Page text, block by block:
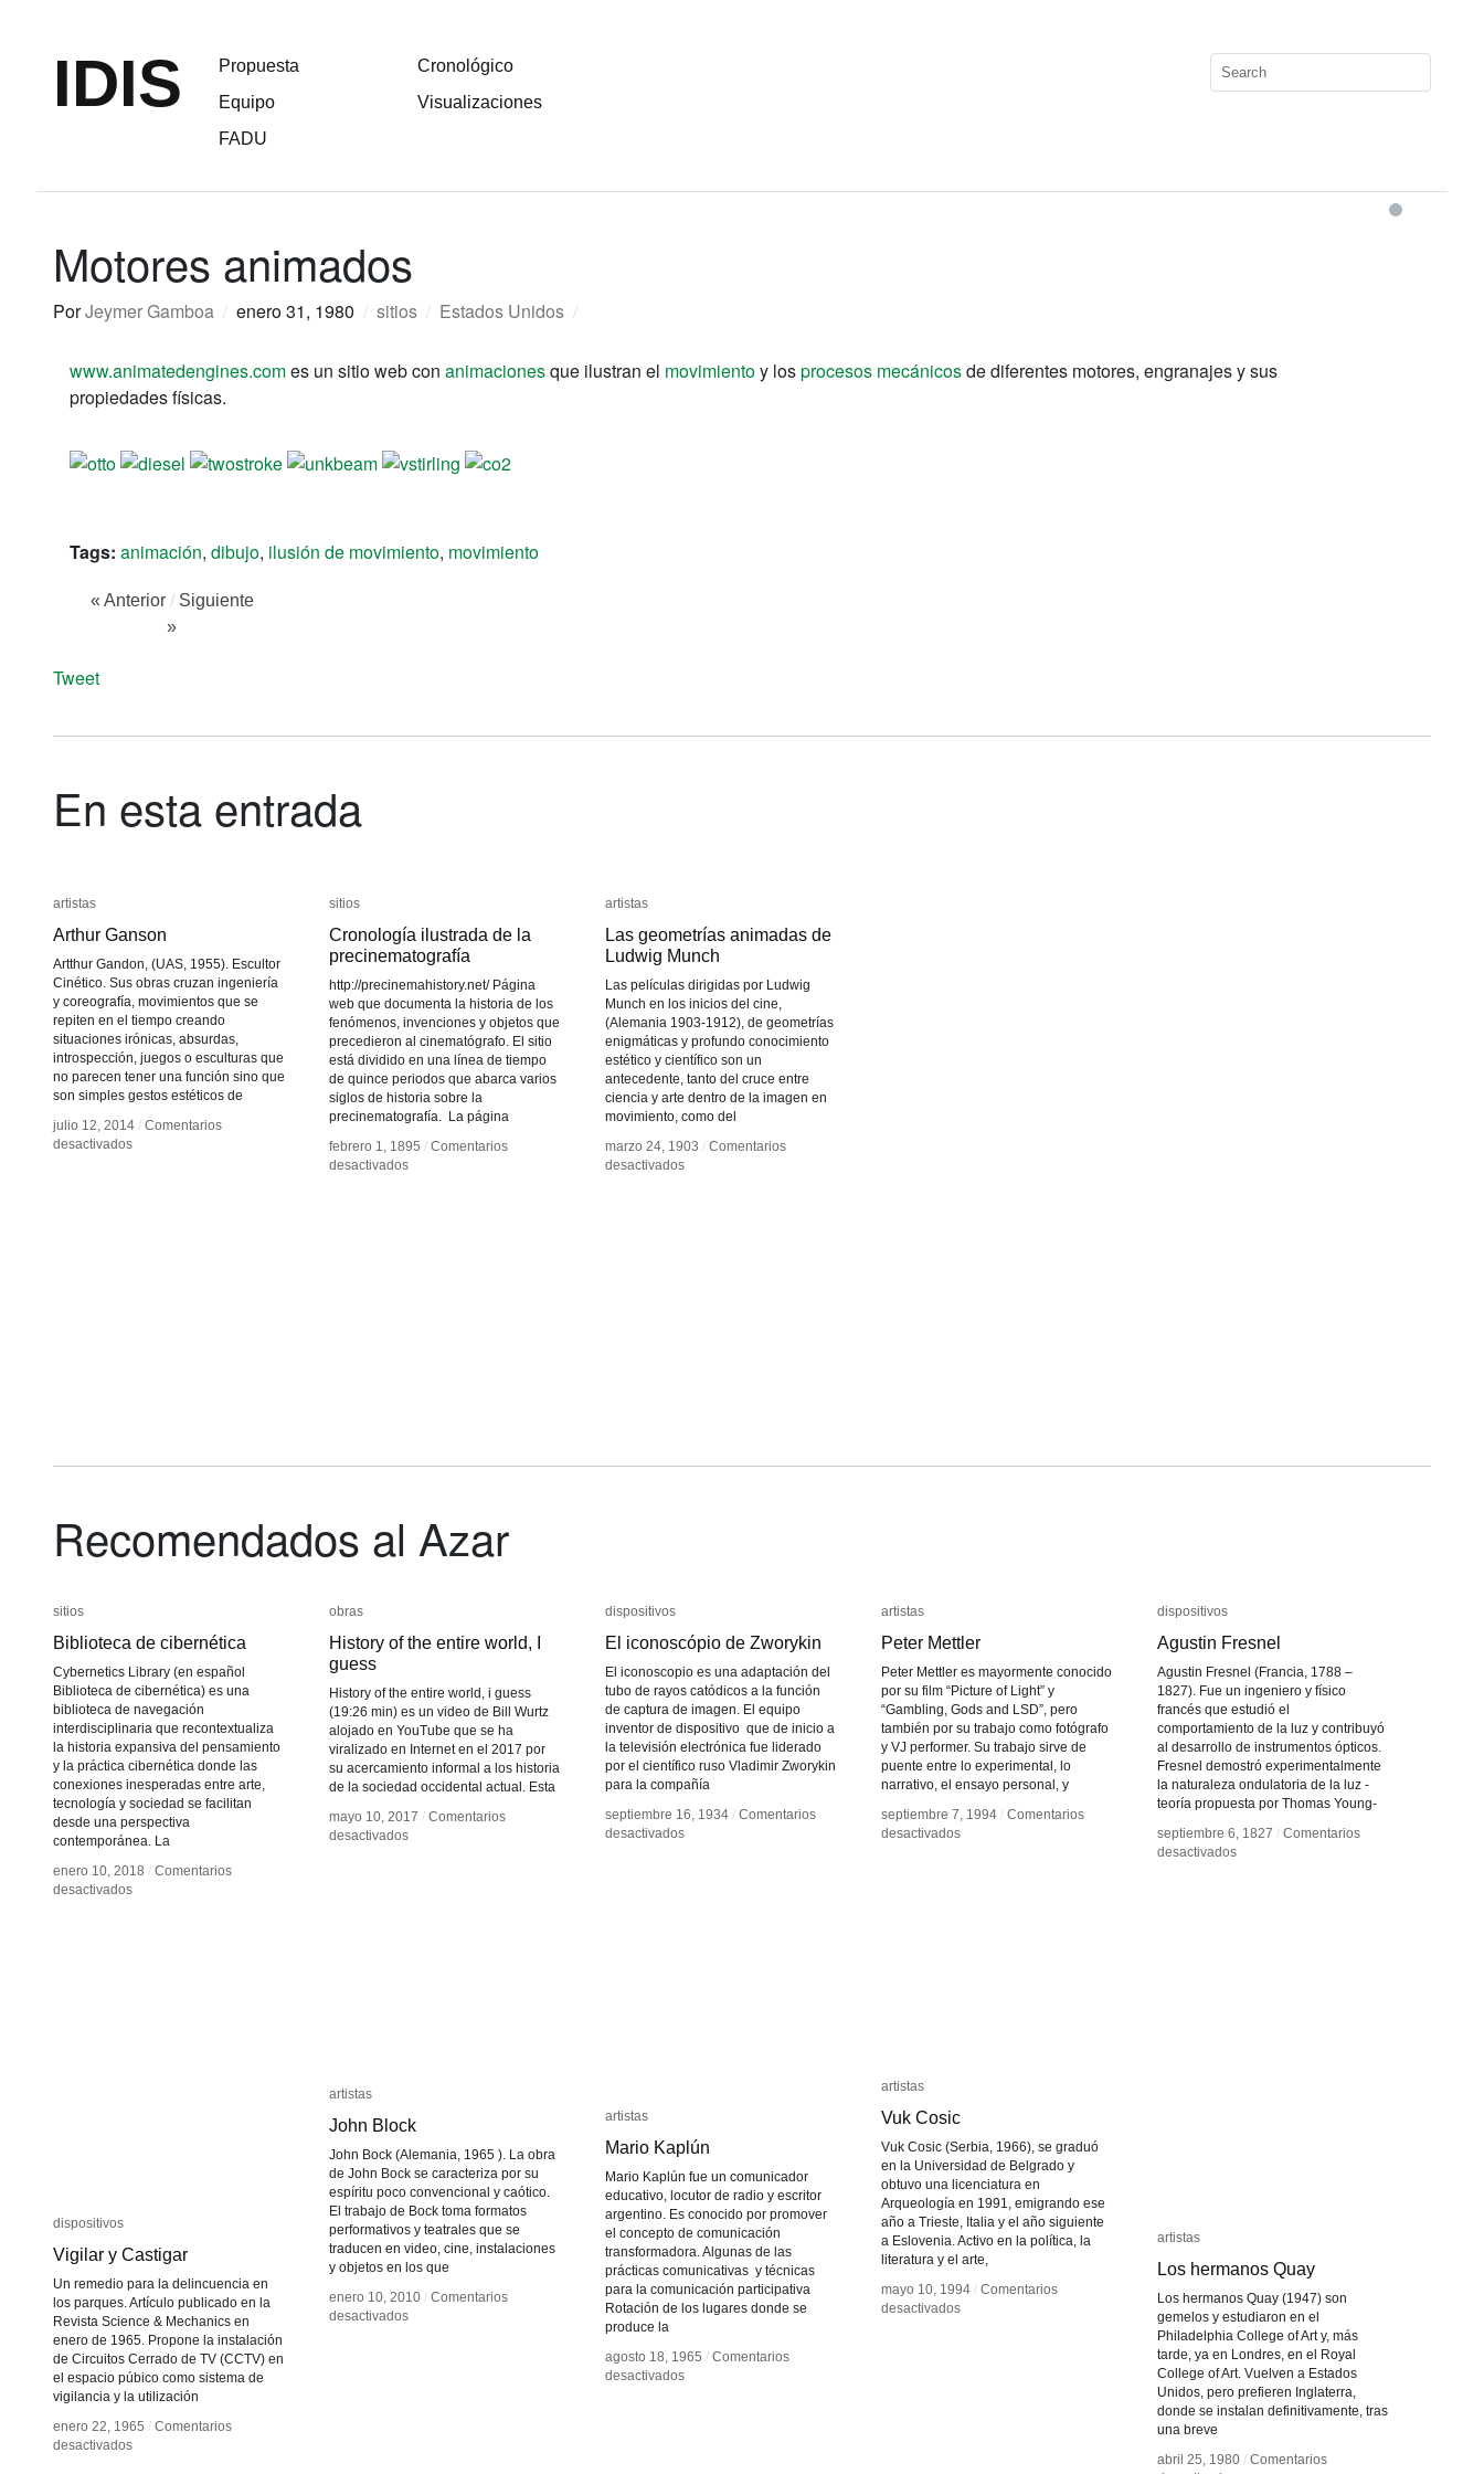
IDIS
Propuesta
Equipo
FADU
Cronológico
Visualizaciones
Motores animados
PorJeymer Gamboa / enero 31, 1980 / sitios / Estados Unidos /
www.animatedengines.comes un sitio web con animacionesque ilustran el movimientoy losprocesos mecánicosde diferentes motores, engranajes y sus
propiedades físicas.
Tags: animación, dibujo, ilusión de movimiento, movimiento
« Anterior / Siguiente
»
Tweet
En esta entrada
artistas
Arthur Ganson
Artthur Gandon, (UAS, 1955). Escultor
Cinético. Sus obras cruzan ingeniería
y coreografía, movimientos que se
repiten en el tiempo creando
situaciones irónicas, absurdas,
introspección, juegos o esculturas que
no parecen tener una función sino que
son simples gestos estéticos de
julio 12, 2014 / Comentarios
desactivadosen
artistas
Arthur Ganson
julio 12, 2014 / Comentarios
desactivadosen
sitios
Cronología ilustrada de la
precinematografía
http://precinemahistory.net/ Página
web que documenta la historia de los
fenómenos, invenciones y objetos que
precedieron al cinematógrafo. El sitio
está dividido en una línea de tiempo
de quince periodos que abarca varios
siglos de historia sobre la
precinematografía. La página
febrero 1, 1895 / Comentarios
desactivadosen
sitios
Cronología ilustrada de la
precinematografía
febrero 1, 1895 / Comentarios
desactivadosen
artistas
Las geometrías animadas de
Ludwig Munch
Las películas dirigidas por Ludwig
Munch en los inicios del cine,
(Alemania 1903-1912), de geometrías
enigmáticas y profundo conocimiento
estético y científico son un
antecedente, tanto del cruce entre
ciencia y arte dentro de la imagen en
movimiento, como del
marzo 24, 1903 / Comentarios
desactivadosen
artistas
Las geometrías animadas de
Ludwig Munch
marzo 24, 1903 / Comentarios
desactivadosen
Recomendados al Azar
sitios
Biblioteca de cibernética
Cybernetics Library (en español
Biblioteca de cibernética) es una
biblioteca de navegación
interdisciplinaria que recontextualiza
la historia expansiva del pensamiento
y la práctica cibernética donde las
conexiones inesperadas entre arte,
tecnología y sociedad se facilitan
desde una perspectiva
contemporánea. La
enero 10, 2018 / Comentarios
desactivadosen
sitios
Biblioteca de cibernética
enero 10, 2018 / Comentarios
desactivadosen
obras
History of the entire world, I
guess
History of the entire world, i guess
(19:26 min) es un video de Bill Wurtz
alojado en YouTube que se ha
viralizado en Internet en el 2017 por
su acercamiento informal a los historia
de la sociedad occidental actual. Esta
mayo 10, 2017 / Comentarios
desactivadosen
obras
History of the entire world, I
guess
mayo 10, 2017 / Comentarios
desactivadosen
dispositivos
El iconoscópio de Zworykin
El iconoscopio es una adaptación del
tubo de rayos catódicos a la función
de captura de imagen. El equipo
inventor de dispositivo que de inicio a
la televisión electrónica fue liderado
por el científico ruso Vladimir Zworykin
para la compañía
septiembre 16, 1934 / Comentarios
desactivadosen
dispositivos
El iconoscópio de Zworykin
septiembre 16, 1934 / Comentarios
desactivadosen
artistas
Peter Mettler
Peter Mettler es mayormente conocido
por su film “Picture of Light” y
“Gambling, Gods and LSD”, pero
también por su trabajo como fotógrafo
y VJ performer. Su trabajo sirve de
puente entre lo experimental, lo
narrativo, el ensayo personal, y
septiembre 7, 1994 / Comentarios
desactivadosen
artistas
Peter Mettler
septiembre 7, 1994 / Comentarios
desactivadosen
dispositivos
Agustin Fresnel
Agustin Fresnel (Francia, 1788 –
1827). Fue un ingeniero y físico
francés que estudió el
comportamiento de la luz y contribuyó
al desarrollo de instrumentos ópticos.
Fresnel demostró experimentalmente
la naturaleza ondulatoria de la luz -
teoría propuesta por Thomas Young-
septiembre 6, 1827 / Comentarios
desactivadosen
dispositivos
Agustin Fresnel
septiembre 6, 1827 / Comentarios
desactivadosen
artistas
Vuk Cosic
Vuk Cosic (Serbia, 1966), se graduó
en la Universidad de Belgrado y
obtuvo una licenciatura en
Arqueología en 1991, emigrando ese
año a Trieste, Italia y el año siguiente
a Eslovenia. Activo en la política, la
literatura y el arte,
mayo 10, 1994 / Comentarios
desactivadosen
artistas
Vuk Cosic
mayo 10, 1994 / Comentarios
desactivadosen
artistas
John Block
John Bock (Alemania, 1965 ). La obra
de John Bock se caracteriza por su
espíritu poco convencional y caótico.
El trabajo de Bock toma formatos
performativos y teatrales que se
traducen en video, cine, instalaciones
y objetos en los que
enero 10, 2010 / Comentarios
desactivadosen
artistas
John Block
enero 10, 2010 / Comentarios
desactivadosen
artistas
Mario Kaplún
Mario Kaplún fue un comunicador
educativo, locutor de radio y escritor
argentino. Es conocido por promover
el concepto de comunicación
transformadora. Algunas de las
prácticas comunicativas y técnicas
para la comunicación participativa
Rotación de los lugares donde se
produce la
agosto 18, 1965 / Comentarios
desactivadosen
artistas
Mario Kaplún
agosto 18, 1965 / Comentarios
desactivadosen
dispositivos
Vigilar y Castigar
Un remedio para la delincuencia en
los parques. Artículo publicado en la
Revista Science & Mechanics en
enero de 1965. Propone la instalación
de Circuitos Cerrado de TV (CCTV) en
el espacio púbico como sistema de
vigilancia y la utilización
enero 22, 1965 / Comentarios
desactivadosen
dispositivos
Vigilar y Castigar
enero 22, 1965 / Comentarios
desactivadosen
artistas
Los hermanos Quay
Los hermanos Quay (1947) son
gemelos y estudiaron en el
Philadelphia College of Art y, más
tarde, ya en Londres, en el Royal
College of Art. Vuelven a Estados
Unidos, pero prefieren Inglaterra,
donde se instalan definitivamente, tras
una breve
abril 25, 1980 / Comentarios
artistas
Los hermanos Quay
abril 25, 1980 / Comentarios